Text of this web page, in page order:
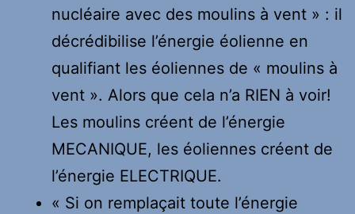
nucléaire avec des moulins à vent » : il
décrédibilise l’énergie éolienne en
qualifiant les éoliennes de « moulins à
vent ». Alors que cela n’a RIEN à voir!
Les moulins créent de l’énergie
MECANIQUE, les éoliennes créent de
l’énergie ELECTRIQUE.
« Si on remplaçait toute l’énergie